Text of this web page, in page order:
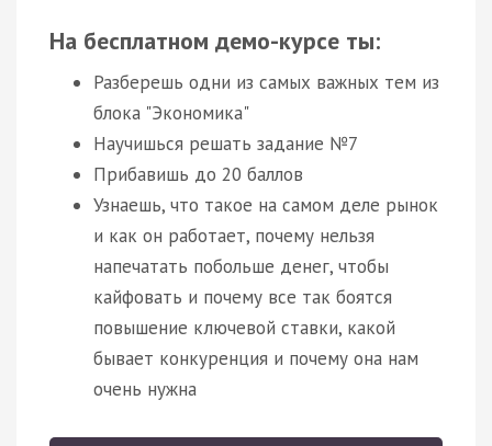
На бесплатном демо-курсе ты:
Разберешь одни из самых важных тем из
блока "Экономика"
Научишься решать задание №7
Прибавишь до 20 баллов
Узнаешь, что такое на самом деле рынок
и как он работает, почему нельзя
напечатать побольше денег, чтобы
кайфовать и почему все так боятся
повышение ключевой ставки, какой
бывает конкуренция и почему она нам
очень нужна